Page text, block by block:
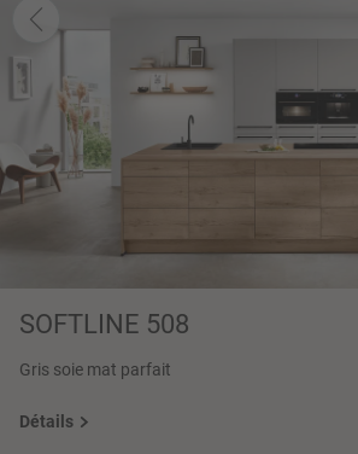
SOFTLINE 508
Gris soie mat parfait
Détails